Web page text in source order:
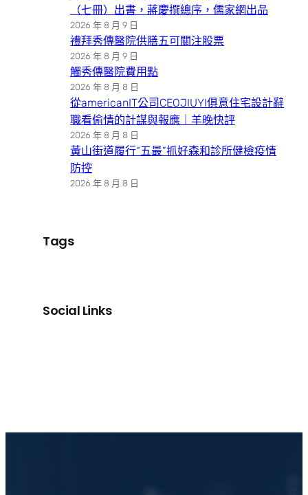
（七冊）出書，蔣慶撰總序，儒家網出品
2026 年 8 月 9 日
禮拜秀傳醫院供膳五可關注股票
2026 年 8 月 9 日
觸秀傳醫院費用點
2026 年 8 月 8 日
從americanIT公司CEOJIUYI俱意住宅設計辭
職看偷情的計謀與報應｜羊晚快評
2026 年 8 月 8 日
黃山街道履行“五最”抓好森和診所健檢疫情
防控
2026 年 8 月 8 日
Tags
Social Links